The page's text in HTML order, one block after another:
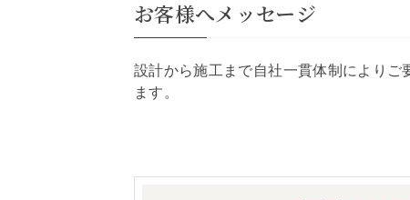
お客様へメッセージ
設計から施工まで自社一貫体制により
ます。